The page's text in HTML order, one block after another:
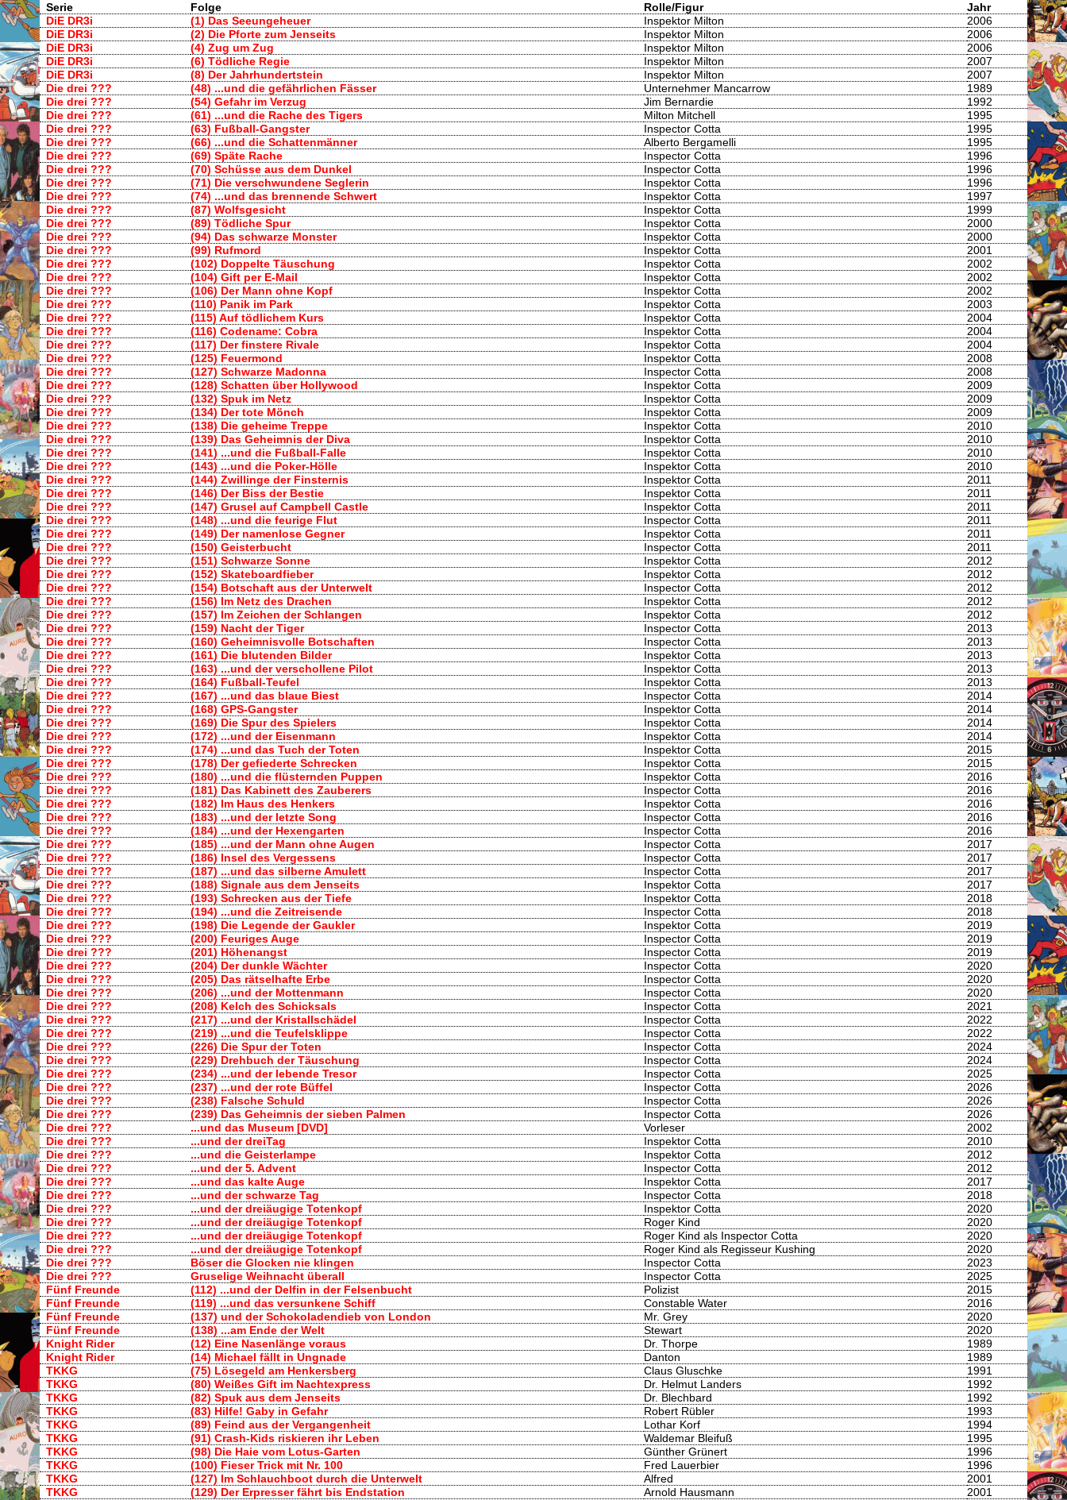
Serie Folge Rolle/Figur
Jahr
DiE DR3i
(1) Das Seeungeheuer Inspektor Milton
2006
DiE DR3i
(2) Die Pforte zum Jenseits Inspektor Milton
2006
DiE DR3i
(4) Zug um Zug Inspektor Milton
2006
DiE DR3i
(6) Tödliche Regie Inspektor Milton
2007
DiE DR3i
(8) Der Jahrhundertstein Inspektor Milton
2007
Die drei ???
(48) ...und die gefährlichen Fässer Unternehmer Mancarrow
1989
Die drei ???
(54) Gefahr im Verzug Jim Bernardie
1992
Die drei ???
(61) ...und die Rache des Tigers Milton Mitchell
1995
Die drei ???
(63) Fußball-Gangster Inspector Cotta
1995
Die drei ???
(66) ...und die Schattenmänner Alberto Bergamelli
1995
Die drei ???
(69) Späte Rache Inspector Cotta
1996
Die drei ???
(70) Schüsse aus dem Dunkel Inspector Cotta
1996
Die drei ???
(71) Die verschwundene Seglerin Inspektor Cotta
1996
Die drei ???
(74) ...und das brennende Schwert Inspektor Cotta
1997
Die drei ???
(87) Wolfsgesicht Inspektor Cotta
1999
Die drei ???
(89) Tödliche Spur Inspektor Cotta
2000
Die drei ???
(94) Das schwarze Monster Inspektor Cotta
2000
Die drei ???
(99) Rufmord Inspektor Cotta
2001
Die drei ???
(102) Doppelte Täuschung Inspektor Cotta
2002
Die drei ???
(104) Gift per E-Mail Inspektor Cotta
2002
Die drei ???
(106) Der Mann ohne Kopf Inspektor Cotta
2002
Die drei ???
(110) Panik im Park Inspektor Cotta
2003
Die drei ???
(115) Auf tödlichem Kurs Inspektor Cotta
2004
Die drei ???
(116) Codename: Cobra Inspektor Cotta
2004
Die drei ???
(117) Der finstere Rivale Inspektor Cotta
2004
Die drei ???
(125) Feuermond Inspektor Cotta
2008
Die drei ???
(127) Schwarze Madonna Inspector Cotta
2008
Die drei ???
(128) Schatten über Hollywood Inspektor Cotta
2009
Die drei ???
(132) Spuk im Netz Inspektor Cotta
2009
Die drei ???
(134) Der tote Mönch Inspektor Cotta
2009
Die drei ???
(138) Die geheime Treppe Inspektor Cotta
2010
Die drei ???
(139) Das Geheimnis der Diva Inspektor Cotta
2010
Die drei ???
(141) ...und die Fußball-Falle Inspektor Cotta
2010
Die drei ???
(143) ...und die Poker-Hölle Inspektor Cotta
2010
Die drei ???
(144) Zwillinge der Finsternis Inspektor Cotta
2011
Die drei ???
(146) Der Biss der Bestie Inspektor Cotta
2011
Die drei ???
(147) Grusel auf Campbell Castle Inspektor Cotta
2011
Die drei ???
(148) ...und die feurige Flut Inspector Cotta
2011
Die drei ???
(149) Der namenlose Gegner Inspektor Cotta
2011
Die drei ???
(150) Geisterbucht Inspector Cotta
2011
Die drei ???
(151) Schwarze Sonne Inspektor Cotta
2012
Die drei ???
(152) Skateboardfieber Inspektor Cotta
2012
Die drei ???
(154) Botschaft aus der Unterwelt Inspector Cotta
2012
Die drei ???
(156) Im Netz des Drachen Inspektor Cotta
2012
Die drei ???
(157) Im Zeichen der Schlangen Inspektor Cotta
2012
Die drei ???
(159) Nacht der Tiger Inspector Cotta
2013
Die drei ???
(160) Geheimnisvolle Botschaften Inspector Cotta
2013
Die drei ???
(161) Die blutenden Bilder Inspektor Cotta
2013
Die drei ???
(163) ...und der verschollene Pilot Inspektor Cotta
2013
Die drei ???
(164) Fußball-Teufel Inspektor Cotta
2013
Die drei ???
(167) ...und das blaue Biest Inspector Cotta
2014
Die drei ???
(168) GPS-Gangster Inspektor Cotta
2014
Die drei ???
(169) Die Spur des Spielers Inspektor Cotta
2014
Die drei ???
(172) ...und der Eisenmann Inspektor Cotta
2014
Die drei ???
(174) ...und das Tuch der Toten Inspektor Cotta
2015
Die drei ???
(178) Der gefiederte Schrecken Inspektor Cotta
2015
Die drei ???
(180) ...und die flüsternden Puppen Inspektor Cotta
2016
Die drei ???
(181) Das Kabinett des Zauberers Inspector Cotta
2016
Die drei ???
(182) Im Haus des Henkers Inspektor Cotta
2016
Die drei ???
(183) ...und der letzte Song Inspector Cotta
2016
Die drei ???
(184) ...und der Hexengarten Inspector Cotta
2016
Die drei ???
(185) ...und der Mann ohne Augen Inspector Cotta
2017
Die drei ???
(186) Insel des Vergessens Inspector Cotta
2017
Die drei ???
(187) ...und das silberne Amulett Inspector Cotta
2017
Die drei ???
(188) Signale aus dem Jenseits Inspektor Cotta
2017
Die drei ???
(193) Schrecken aus der Tiefe Inspektor Cotta
2018
Die drei ???
(194) ...und die Zeitreisende Inspector Cotta
2018
Die drei ???
(198) Die Legende der Gaukler Inspektor Cotta
2019
Die drei ???
(200) Feuriges Auge Inspector Cotta
2019
Die drei ???
(201) Höhenangst Inspector Cotta
2019
Die drei ???
(204) Der dunkle Wächter Inspector Cotta
2020
Die drei ???
(205) Das rätselhafte Erbe Inspector Cotta
2020
Die drei ???
(206) ...und der Mottenmann Inspector Cotta
2020
Die drei ???
(208) Kelch des Schicksals Inspector Cotta
2021
Die drei ???
(217) ...und der Kristallschädel Inspector Cotta
2022
Die drei ???
(219) ...und die Teufelsklippe Inspector Cotta
2022
Die drei ???
(226) Die Spur der Toten Inspector Cotta
2024
Die drei ???
(229) Drehbuch der Täuschung Inspector Cotta
2024
Die drei ???
(234) ...und der lebende Tresor Inspector Cotta
2025
Die drei ???
(237) ...und der rote Büffel Inspector Cotta
2026
Die drei ???
(238) Falsche Schuld Inspector Cotta
2026
Die drei ???
(239) Das Geheimnis der sieben Palmen Inspector Cotta
2026
Die drei ???
...und das Museum [DVD] Vorleser
2002
Die drei ???
...und der dreiTag Inspektor Cotta
2010
Die drei ???
...und die Geisterlampe Inspektor Cotta
2012
Die drei ???
...und der 5. Advent Inspector Cotta
2012
Die drei ???
...und das kalte Auge Inspektor Cotta
2017
Die drei ???
...und der schwarze Tag Inspector Cotta
2018
Die drei ???
...und der dreiäugige Totenkopf Inspektor Cotta
2020
Die drei ???
...und der dreiäugige Totenkopf Roger Kind
2020
Die drei ???
...und der dreiäugige Totenkopf Roger Kind als Inspector Cotta
2020
Die drei ???
...und der dreiäugige Totenkopf Roger Kind als Regisseur Kushing
2020
Die drei ???
Böser die Glocken nie klingen Inspector Cotta
2023
Die drei ???
Gruselige Weihnacht überall Inspector Cotta
2025
Fünf Freunde
(112) ...und der Delfin in der Felsenbucht Polizist
2015
Fünf Freunde
(119) ...und das versunkene Schiff Constable Water
2016
Fünf Freunde
(137) und der Schokoladendieb von London Mr. Grey
2020
Fünf Freunde
(138) ...am Ende der Welt Stewart
2020
Knight Rider
(12) Eine Nasenlänge voraus Dr. Thorpe
1989
Knight Rider
(14) Michael fällt in Ungnade Danton
1989
TKKG
(75) Lösegeld am Henkersberg Claus Gluschke
1991
TKKG
(80) Weißes Gift im Nachtexpress Dr. Helmut Landers
1992
TKKG
(82) Spuk aus dem Jenseits Dr. Blechbard
1992
TKKG
(83) Hilfe! Gaby in Gefahr Robert Rübler
1993
TKKG
(89) Feind aus der Vergangenheit Lothar Korf
1994
TKKG
(91) Crash-Kids riskieren ihr Leben Waldemar Bleifuß
1995
TKKG
(98) Die Haie vom Lotus-Garten Günther Grünert
1996
TKKG
(100) Fieser Trick mit Nr. 100 Fred Lauerbier
1996
TKKG
(127) Im Schlauchboot durch die Unterwelt Alfred
2001
TKKG
(129) Der Erpresser fährt bis Endstation Arnold Hausmann
2001